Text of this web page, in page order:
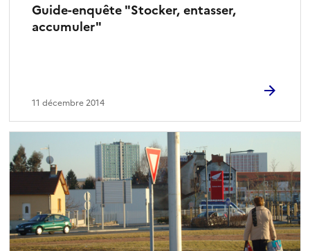
Guide-enquête "Stocker, entasser,
accumuler"
11 décembre 2014